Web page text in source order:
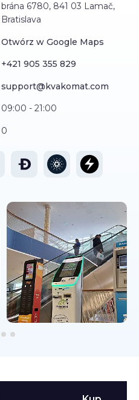
brána 6780, 841 03 Lamač,
Bratislava
Otwórz w Google Maps
+421 905 355 829
support@kvakomat.com
09:00 - 21:00
0